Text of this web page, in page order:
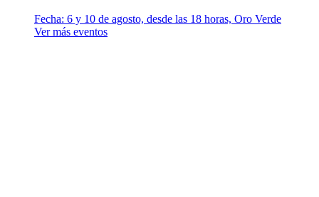
Fecha: 6 y 10 de agosto, desde las 18 horas, Oro Verde
Ver más eventos